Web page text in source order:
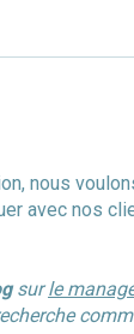
nous
avec nos
surle